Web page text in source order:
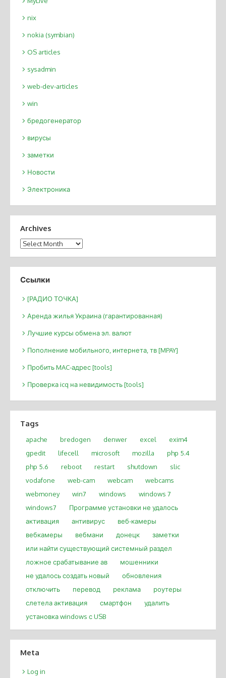
nix
nokia (symbian)
OS articles
sysadmin
web-dev-articles
win
бредогенератор
вирусы
заметки
Новости
Электроника
Archives
Archives
Ссылки
[РАДИО ТОЧКА]
Аренда жилья Украина (гарантированная)
Лучшие курсы обмена эл. валют
Пополнение мобильного, интернета, тв [MPAY]
Пробить MAC-адрес [tools]
Проверка icq на невидимость [tools]
Tags
apache bredogen denwer excel
exim4
gpedit
lifecell microsoft mozilla
php 5.4
php 5.6
reboot restart shutdown
slic
vodafone
web-cam webcam
webcams
webmoney
win7 windows
windows 7
windows7
Программе установки не удалось
активация
антивирус
веб-камеры
вебкамеры
вебмани донецк
заметки
или найти существующий системный раздел
ложное срабатывание ав
мошенники
не удалось создать новый
обновления
отключить
перевод реклама
роутеры
слетела активация
смартфон
удалить
установка windows с USB
Meta
Log in